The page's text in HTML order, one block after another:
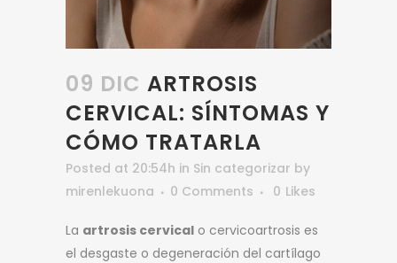
09 DIC ARTROSIS
CERVICAL: SÍNTOMAS Y
CÓMO TRATARLA
Posted at 20:54h in Sin categorizar by
mirenlekuona
0 Comments 0 Likes
La artrosis cervical o cervicoartrosis es
el desgaste o degeneración del cartílago